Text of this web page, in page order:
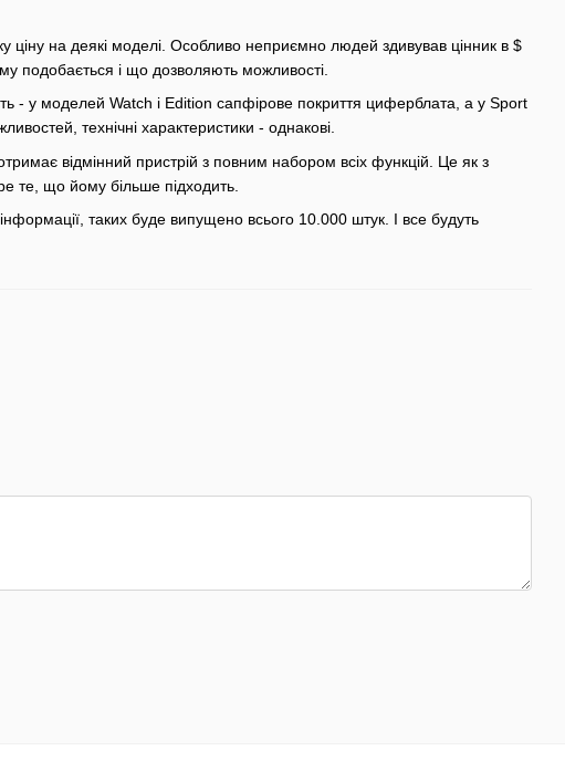
на деякі моделі. Особливо неприємно людей здивував цінник в $
подобається і що дозволяють можливості.
- у моделей Watch і Edition сапфірове покриття циферблата, а у Sport
технічні характеристики - однакові.
відмінний пристрій з повним набором всіх функцій. Це як з
те, що йому більше підходить.
таких буде випущено всього 10.000 штук. І все будуть